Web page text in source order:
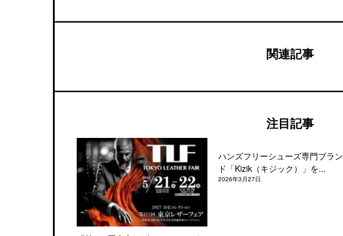
関連記事
注目記事
ハンズフリーシューズ専門ブラン
ド「Kizik（キジック）」を...
2026年3月27日